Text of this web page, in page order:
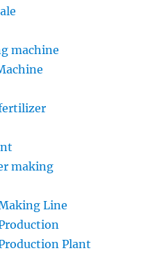
machine
making
Line
Plant